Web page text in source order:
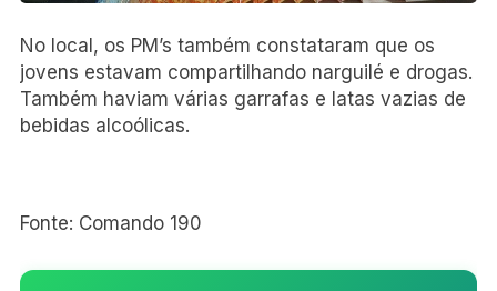
No local, os PM’s também constataram que os
jovens estavam compartilhando narguilé e drogas.
Também haviam várias garrafas e latas vazias de
bebidas alcoólicas.
Fonte: Comando 190